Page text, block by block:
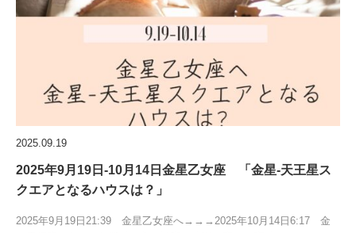
2025.09.19
2025年9月19日-10月14日金星乙女座 「金星-天王星ス
クエアとなるハウスは？」
2025年9月19日21:39 金星乙女座へ→→→2025年10月14日6:17 金